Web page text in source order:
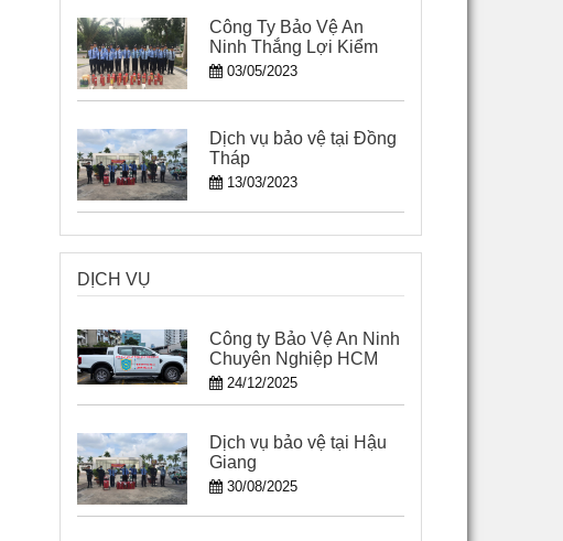
Công Ty Bảo Vệ An
Ninh Thắng Lợi Kiểm
Soát Tốt Chất Lượng
03/05/2023
Dịch vụ bảo vệ tại Đồng
Tháp
13/03/2023
DỊCH VỤ
Công ty Bảo Vệ An Ninh
Chuyên Nghiệp HCM
24/12/2025
Dịch vụ bảo vệ tại Hậu
Giang
30/08/2025